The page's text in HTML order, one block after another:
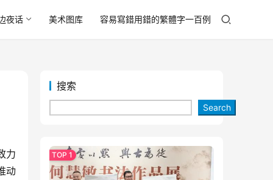
夜话 美术图库 容易寫錯用錯的繁體字一百例
力
动
搜索
Search